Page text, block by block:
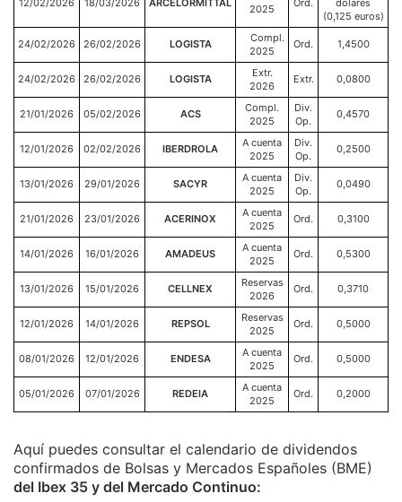
2025
(0,125 euros)
24/02/2026 26/02/2026 LOGISTA
Compl.
2025
Ord. 1,4500
24/02/2026 26/02/2026 LOGISTA
Extr.
2026
Extr. 0,0800
21/01/2026 05/02/2026 ACS
Compl.
2025
Div.
Op.
0,4570
12/01/2026 02/02/2026 IBERDROLA
A cuenta
2025
Div.
Op.
0,2500
13/01/2026 29/01/2026 SACYR
A cuenta
2025
Div.
Op.
0,0490
21/01/2026 23/01/2026 ACERINOX
A cuenta
2025
Ord. 0,3100
14/01/2026 16/01/2026 AMADEUS
A cuenta
2025
Ord. 0,5300
13/01/2026 15/01/2026 CELLNEX
Reservas
2026
Ord. 0,3710
12/01/2026 14/01/2026 REPSOL
Reservas
2025
Ord. 0,5000
08/01/2026 12/01/2026 ENDESA
A cuenta
2025
Ord. 0,5000
05/01/2026 07/01/2026 REDEIA
A cuenta
2025
Ord. 0,2000
Aquí puedes consultar el calendario de dividendos
confirmados de Bolsas y Mercados Españoles (BME)
del Ibex 35 y del Mercado Continuo: